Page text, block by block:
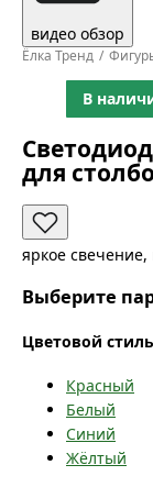
видео обзор
Ёлка Тренд
В
для
яркое
Выберите
Цветовой
Красный
Белый
Синий
Жёлтый